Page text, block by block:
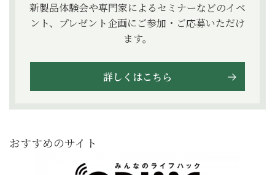
新製品体験会や専門家によるセミナーなどのイベ
ント、プレゼント企画にご参加・ご応募いただけ
ます。
詳しくはこちら
おすすめのサイト